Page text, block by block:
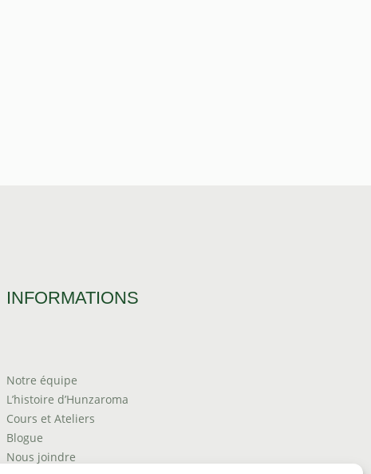
INFORMATIONS
Notre équipe
L’histoire d’Hunzaroma
Cours et Ateliers
Blogue
Nous joindre